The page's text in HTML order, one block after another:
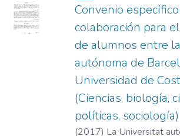
Convenio
colaboración para
de alumnos entre
autónoma de
Universidad de
(Ciencias, biología,
políticas, sociología)
(2017) La Universitat